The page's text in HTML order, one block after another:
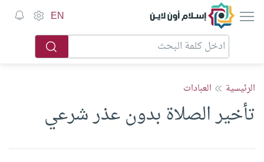
إسلام أون لاين EN
الرئيسية العبادات
تأخير الصلاة بدون عذر شرعي